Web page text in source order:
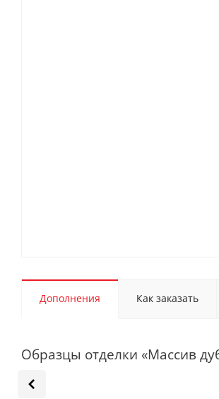
Дополнения Как заказать
Образцы отделки «Массив